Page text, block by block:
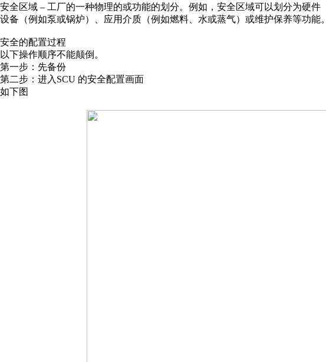
安全区域 – 工厂的一种物理的或功能的划分。例如，安全区域可以划分为硬件
设备（例如泵或锅炉）、应用介质（例如燃料、水或蒸气）或维护保养等功能。
安全的配置过程
以下操作顺序不能颠倒。
第一步：先备份
第二步：进入SCU 的安全配置画面
如下图